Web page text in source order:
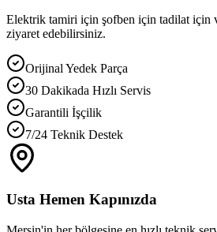
Elektrik tamiri için şofben için tadilat için
ziyaret edebilirsiniz.
Orijinal Yedek Parça
30 Dakikada Hızlı Servis
Garantili İşçilik
7/24 Teknik Destek
Usta Hemen Kapınızda